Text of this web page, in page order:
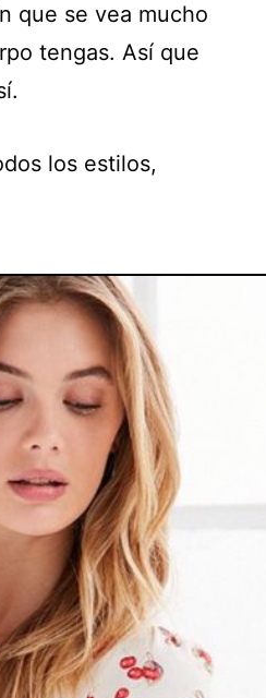
que se vea mucho
tengas. Así que
los estilos,